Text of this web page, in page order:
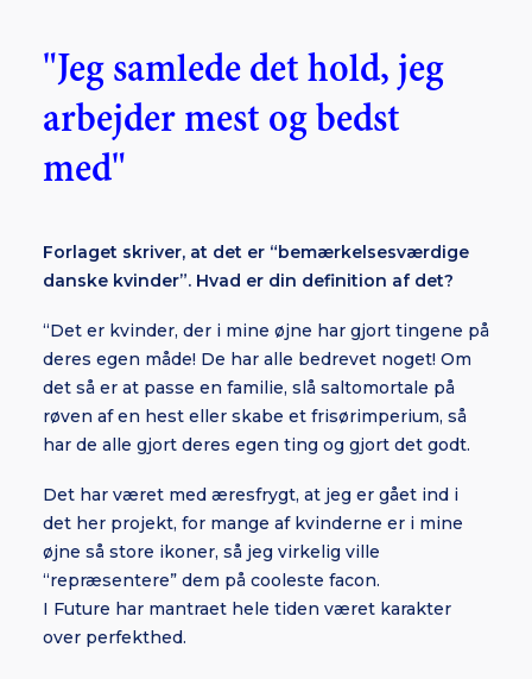
"Jeg samlede det hold, jeg
arbejder mest og bedst
med"
Forlaget skriver, at det er “bemærkelsesværdige
danske kvinder”. Hvad er din definition af det?
“Det er kvinder, der i mine øjne har gjort tingene på
deres egen måde! De har alle bedrevet noget! Om
det så er at passe en familie, slå saltomortale på
røven af en hest eller skabe et frisørimperium, så
har de alle gjort deres egen ting og gjort det godt.
Det har været med æresfrygt, at jeg er gået ind i
det her projekt, for mange af kvinderne er i mine
øjne så store ikoner, så jeg virkelig ville
“repræsentere” dem på cooleste facon.
I Future har mantraet hele tiden været karakter
over perfekthed.